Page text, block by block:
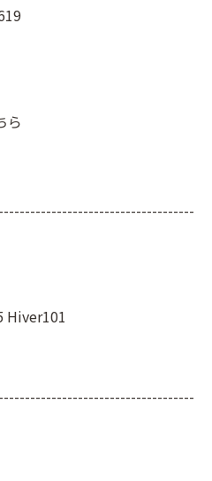
ら
Hiver101